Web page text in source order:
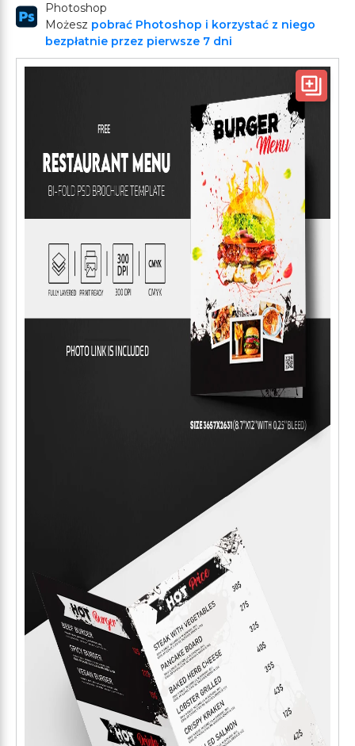
Photoshop
Możesz pobrać Photoshop i korzystać z niego
bezpłatnie przez pierwsze 7 dni